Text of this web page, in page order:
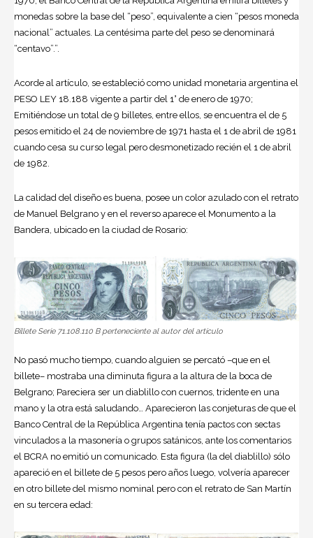
monedas sobre la base del “peso”, equivalente a cien “pesos moneda
nacional” actuales. La centésima parte del peso se denominará
“centavo”.”.
Acorde al artículo, se estableció como unidad monetaria argentina el
PESO LEY 18.188 vigente a partir del 1° de enero de 1970;
Emitiéndose un total de 9 billetes, entre ellos, se encuentra el de 5
pesos emitido el 24 de noviembre de 1971 hasta el 1 de abril de 1981
cuando cesa su curso legal pero desmonetizado recién el 1 de abril
de 1982.
La calidad del diseño es buena, posee un color azulado con el retrato
de Manuel Belgrano y en el reverso aparece el Monumento a la
Bandera, ubicado en la ciudad de Rosario:
Billete Serie 71.108.110 B perteneciente al autor del artículo
No pasó mucho tiempo, cuando alguien se percató –que en el
billete– mostraba una diminuta figura a la altura de la boca de
Belgrano; Pareciera ser un diablillo con cuernos, tridente en una
mano y la otra está saludando… Aparecieron las conjeturas de que el
Banco Central de la República Argentina tenía pactos con sectas
vinculados a la masonería o grupos satánicos, ante los comentarios
el BCRA no emitió un comunicado. Esta figura (la del diablillo) sólo
apareció en el billete de 5 pesos pero años luego, volvería aparecer
en otro billete del mismo nominal pero con el retrato de San Martín
en su tercera edad: